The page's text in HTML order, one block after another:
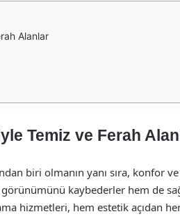
Alanlar
Temiz ve Ferah
biri olmanın yanı sıra, konfor ve
kaybederler hem de
hizmetleri, hem estetik açıdan